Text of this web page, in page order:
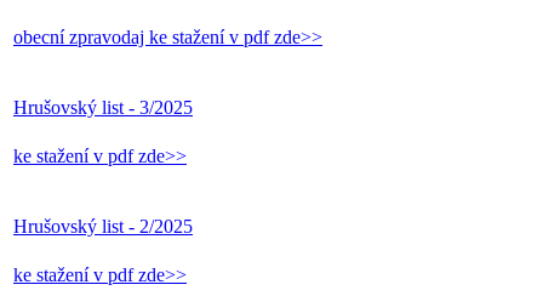
obecní zpravodaj ke stažení v pdf zde>>
Hrušovský list - 3/2025
ke stažení v pdf zde>>
Hrušovský list - 2/2025
ke stažení v pdf zde>>